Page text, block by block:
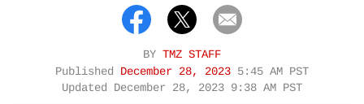
BY TMZ STAFF
Published December 28, 2023 5:45 AM PST
Updated December 28, 2023 9:38 AM PST